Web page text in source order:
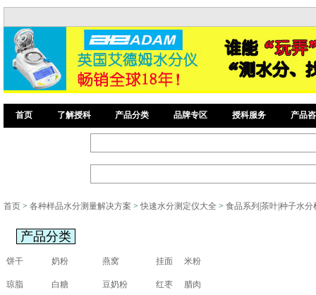
首页 了解授科 产品分类 品牌专区 授科服务 产品
首页> 各种样品水分测量解决方案 >快速水分测定仪大全 > 食品系列|茶叶|种子水分
产品分类
饼干 奶粉 燕窝 挂面 米粉
琼脂 白糖 豆奶粉 红枣 腊肉